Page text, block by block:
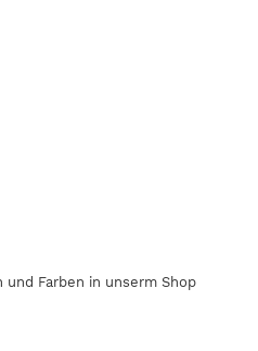
und Farben in unserm Shop